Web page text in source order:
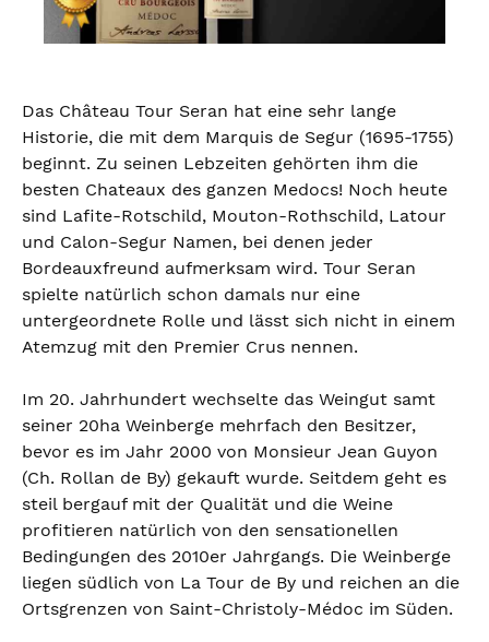
Das Château Tour Seran hat eine sehr lange
Historie, die mit dem Marquis de Segur (1695-1755)
beginnt. Zu seinen Lebzeiten gehörten ihm die
besten Chateaux des ganzen Medocs! Noch heute
sind Lafite-Rotschild, Mouton-Rothschild, Latour
und Calon-Segur Namen, bei denen jeder
Bordeauxfreund aufmerksam wird. Tour Seran
spielte natürlich schon damals nur eine
untergeordnete Rolle und lässt sich nicht in einem
Atemzug mit den Premier Crus nennen.
Im 20. Jahrhundert wechselte das Weingut samt
seiner 20ha Weinberge mehrfach den Besitzer,
bevor es im Jahr 2000 von Monsieur Jean Guyon
(Ch. Rollan de By) gekauft wurde. Seitdem geht es
steil bergauf mit der Qualität und die Weine
profitieren natürlich von den sensationellen
Bedingungen des 2010er Jahrgangs. Die Weinberge
liegen südlich von La Tour de By und reichen an die
Ortsgrenzen von Saint-Christoly-Médoc im Süden.